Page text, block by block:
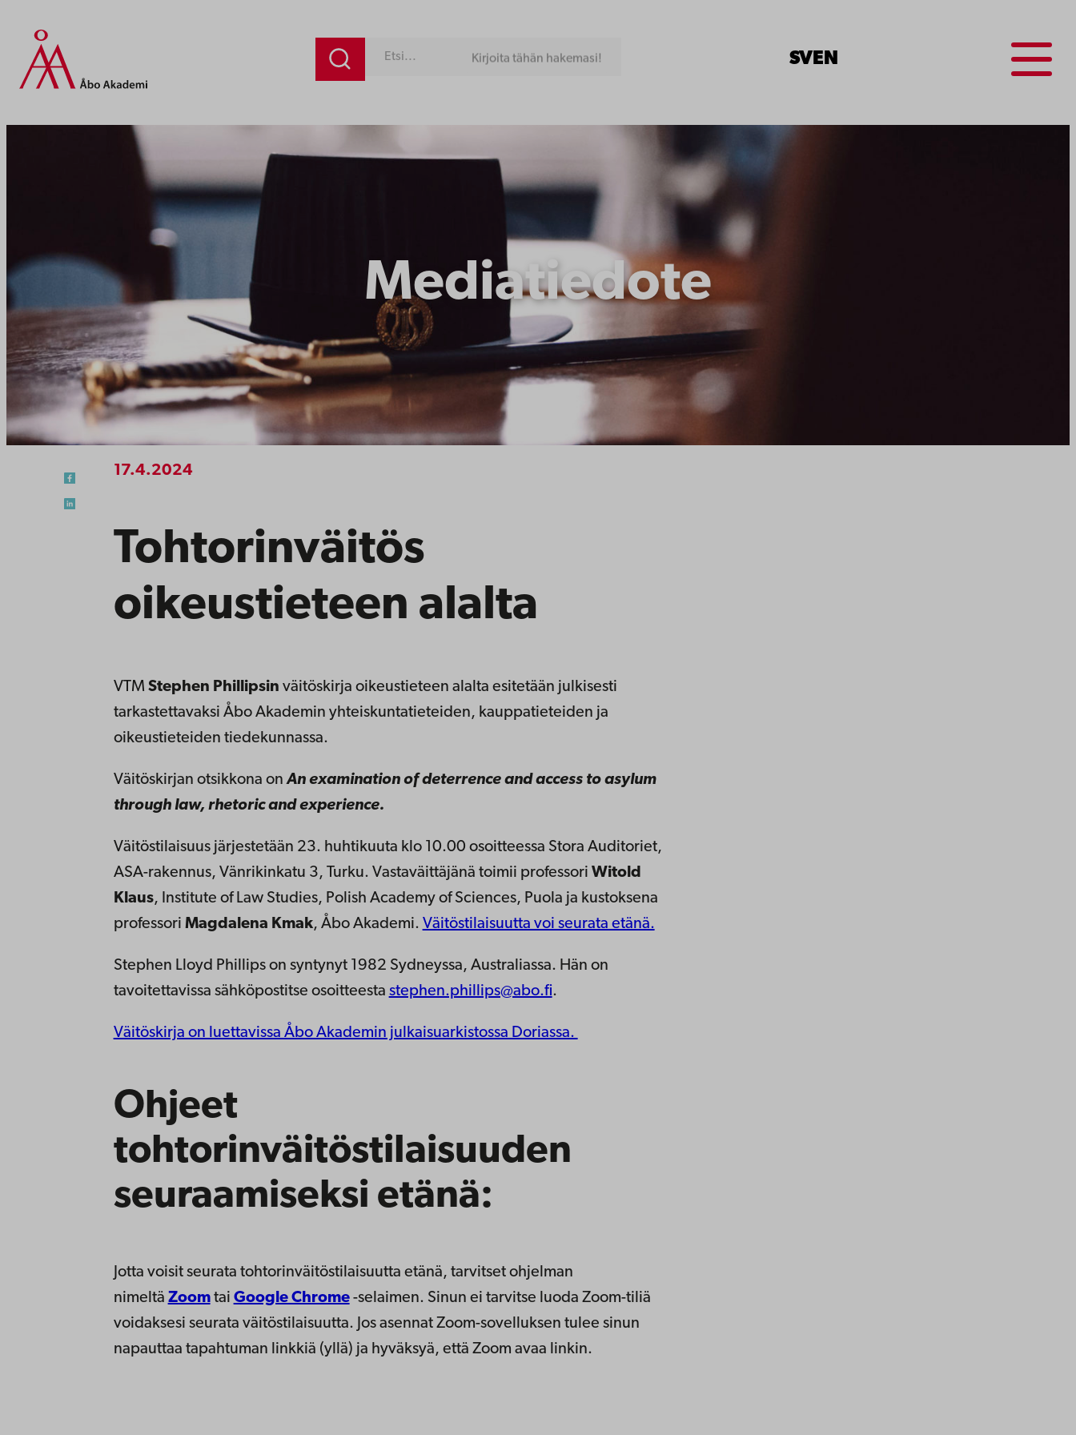
sisältöön
Kirjoita tähän hakemasi! SV EN
Menu
Mediatiedote
17.4.2024
Tohtorinväitös
oikeustieteen alalta
VTM Stephen Phillipsin väitöskirja oikeustieteen alalta esitetään julkisesti
tarkastettavaksi Åbo Akademin yhteiskuntatieteiden, kauppatieteiden ja
oikeustieteiden tiedekunnassa.
Väitöskirjan otsikkona onAn examination of deterrence and access to asylum
through law, rhetoric and experience.
Väitöstilaisuus järjestetään 23. huhtikuuta klo 10.00 osoitteessa Stora Auditoriet,
ASA-rakennus, Vänrikinkatu 3, Turku. Vastaväittäjänä toimii professori Witold
Klaus, Institute of Law Studies, Polish Academy of Sciences, Puola ja kustoksena
professori Magdalena Kmak, Åbo Akademi. Väitöstilaisuutta voi seurata etänä.
Stephen Lloyd Phillips on syntynyt 1982 Sydneyssa, Australiassa. Hän on
tavoitettavissa sähköpostitse osoitteesta stephen.phillips@abo.fi.
Väitöskirja on luettavissa Åbo Akademin julkaisuarkistossa Doriassa.
Ohjeet
tohtorinväitöstilaisuuden
seuraamiseksi etänä:
Jotta voisit seurata tohtorinväitöstilaisuutta etänä, tarvitset ohjelman
nimeltä Zoomtai Google Chrome-selaimen. Sinun ei tarvitse luoda Zoom-tiliä
voidaksesi seurata väitöstilaisuutta. Jos asennat Zoom-sovelluksen tulee sinun
napauttaa tapahtuman linkkiä (yllä) ja hyväksyä, että Zoom avaa linkin.